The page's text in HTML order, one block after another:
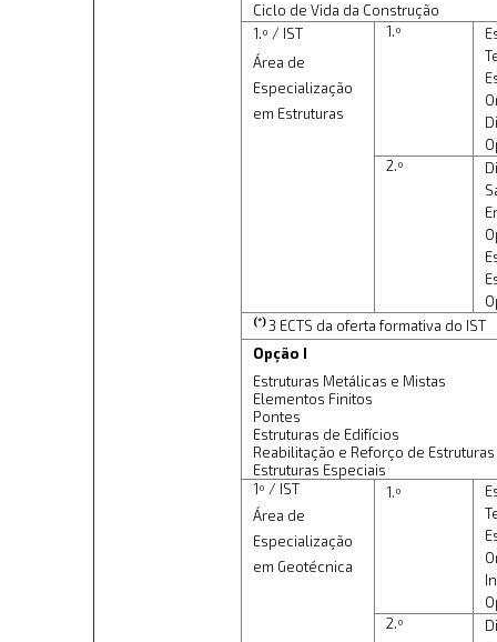
Ciclo de Vida da Construção
1.º / IST
Área de
Especialização
em Estruturas
1.º
2.º
(*)3 ECTS da oferta formativa do IST
Opção I
Estruturas Metálicas e Mistas
Elementos Finitos
Pontes
Estruturas de Edifícios
Reabilitação e Reforço de Estruturas
Estruturas Especiais
1º / IST
Área de
Especialização
em Geotécnica
1.º
2.º